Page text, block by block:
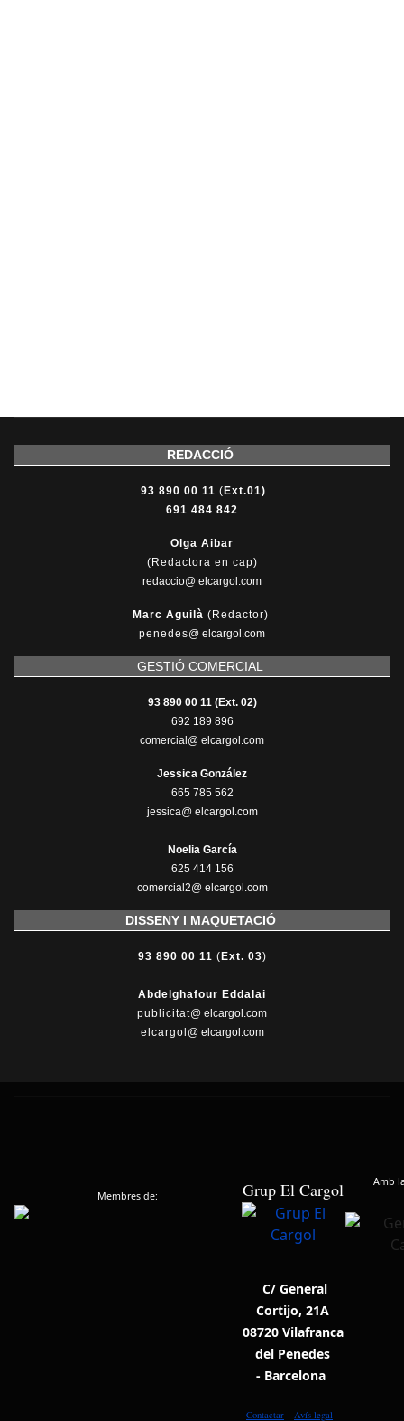
REDACCIÓ
93 890 00 11 ( Ext.01)
691 484 842
Olga Aibar
(Redactora en cap)
redaccio@ elcargol.com
Marc Aguilà (Redactor)
penedes@ elcargol.com
GESTIÓ COMERCIAL
93 890 00 11 (Ext. 02)
692 189 896
comercial@ elcargol.com
Jessica González
665 785 562
jessica@ elcargol.com
Noelia García
625 414 156
comercial2@ elcargol.com
DISSENY I MAQUETACIÓ
93 890 00 11 ( Ext. 03)
Abdelghafour Eddalai
publicitat@ elcargol.com
elcargol @ elcargol.com
Membres de: Grup El Cargol Amb
C/ General
Cortijo, 21A
08720 Vilafranca
del Penedes
- Barcelona
Contactar - Avís legal -